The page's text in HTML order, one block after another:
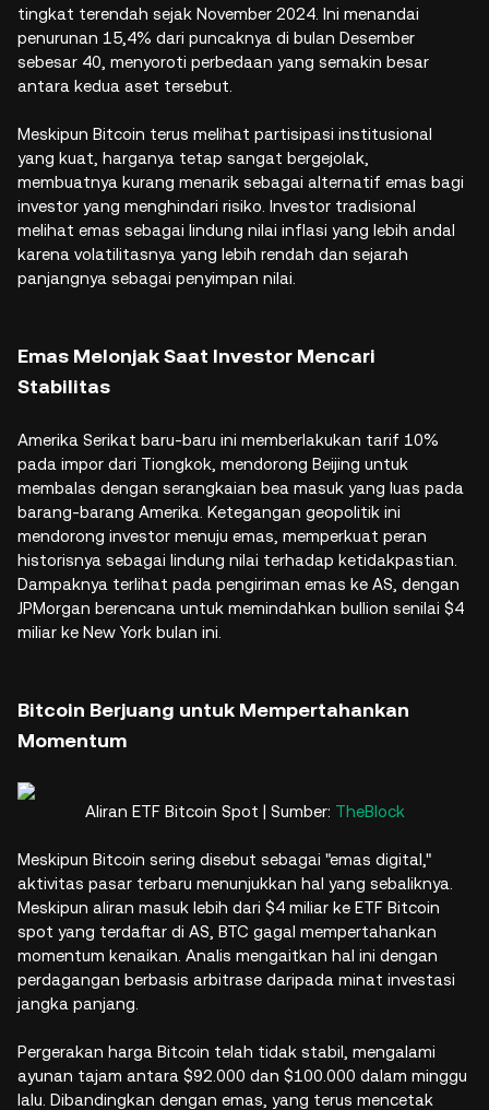
tingkat terendah sejak November 2024. Ini menandai
penurunan 15,4% dari puncaknya di bulan Desember
sebesar 40, menyoroti perbedaan yang semakin besar
antara kedua aset tersebut.
Meskipun Bitcoin terus melihat partisipasi institusional
yang kuat, harganya tetap sangat bergejolak,
membuatnya kurang menarik sebagai alternatif emas bagi
investor yang menghindari risiko. Investor tradisional
melihat emas sebagai lindung nilai inflasi yang lebih andal
karena volatilitasnya yang lebih rendah dan sejarah
panjangnya sebagai penyimpan nilai.
Emas Melonjak Saat Investor Mencari
Stabilitas
Amerika Serikat baru-baru ini memberlakukan tarif 10%
pada impor dari Tiongkok, mendorong Beijing untuk
membalas dengan serangkaian bea masuk yang luas pada
barang-barang Amerika. Ketegangan geopolitik ini
mendorong investor menuju emas, memperkuat peran
historisnya sebagai lindung nilai terhadap ketidakpastian.
Dampaknya terlihat pada pengiriman emas ke AS, dengan
JPMorgan berencana untuk memindahkan bullion senilai $4
miliar ke New York bulan ini.
Bitcoin Berjuang untuk Mempertahankan
Momentum
Aliran ETF Bitcoin Spot | Sumber: TheBlock
Meskipun Bitcoin sering disebut sebagai "emas digital,"
aktivitas pasar terbaru menunjukkan hal yang sebaliknya.
Meskipun aliran masuk lebih dari $4 miliar ke ETF Bitcoin
spot yang terdaftar di AS, BTC gagal mempertahankan
momentum kenaikan. Analis mengaitkan hal ini dengan
perdagangan berbasis arbitrase daripada minat investasi
jangka panjang.
Pergerakan harga Bitcoin telah tidak stabil, mengalami
ayunan tajam antara $92.000 dan $100.000 dalam minggu
lalu. Dibandingkan dengan emas, yang terus mencetak